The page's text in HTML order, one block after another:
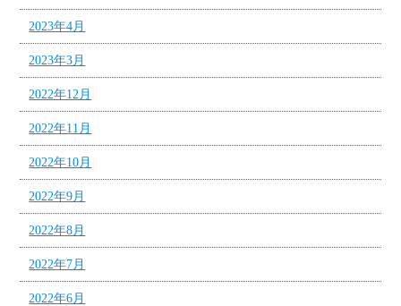
2023年4月
2023年3月
2022年12月
2022年11月
2022年10月
2022年9月
2022年8月
2022年7月
2022年6月